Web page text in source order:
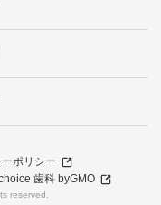
ポリシー
歯科 byGMO
reserved.